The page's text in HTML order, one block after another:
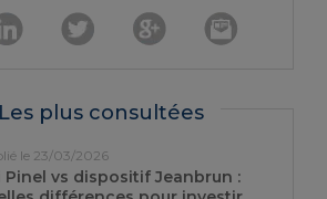
Les plus consultées
le 23/03/2026
Pinel vs dispositif Jeanbrun :